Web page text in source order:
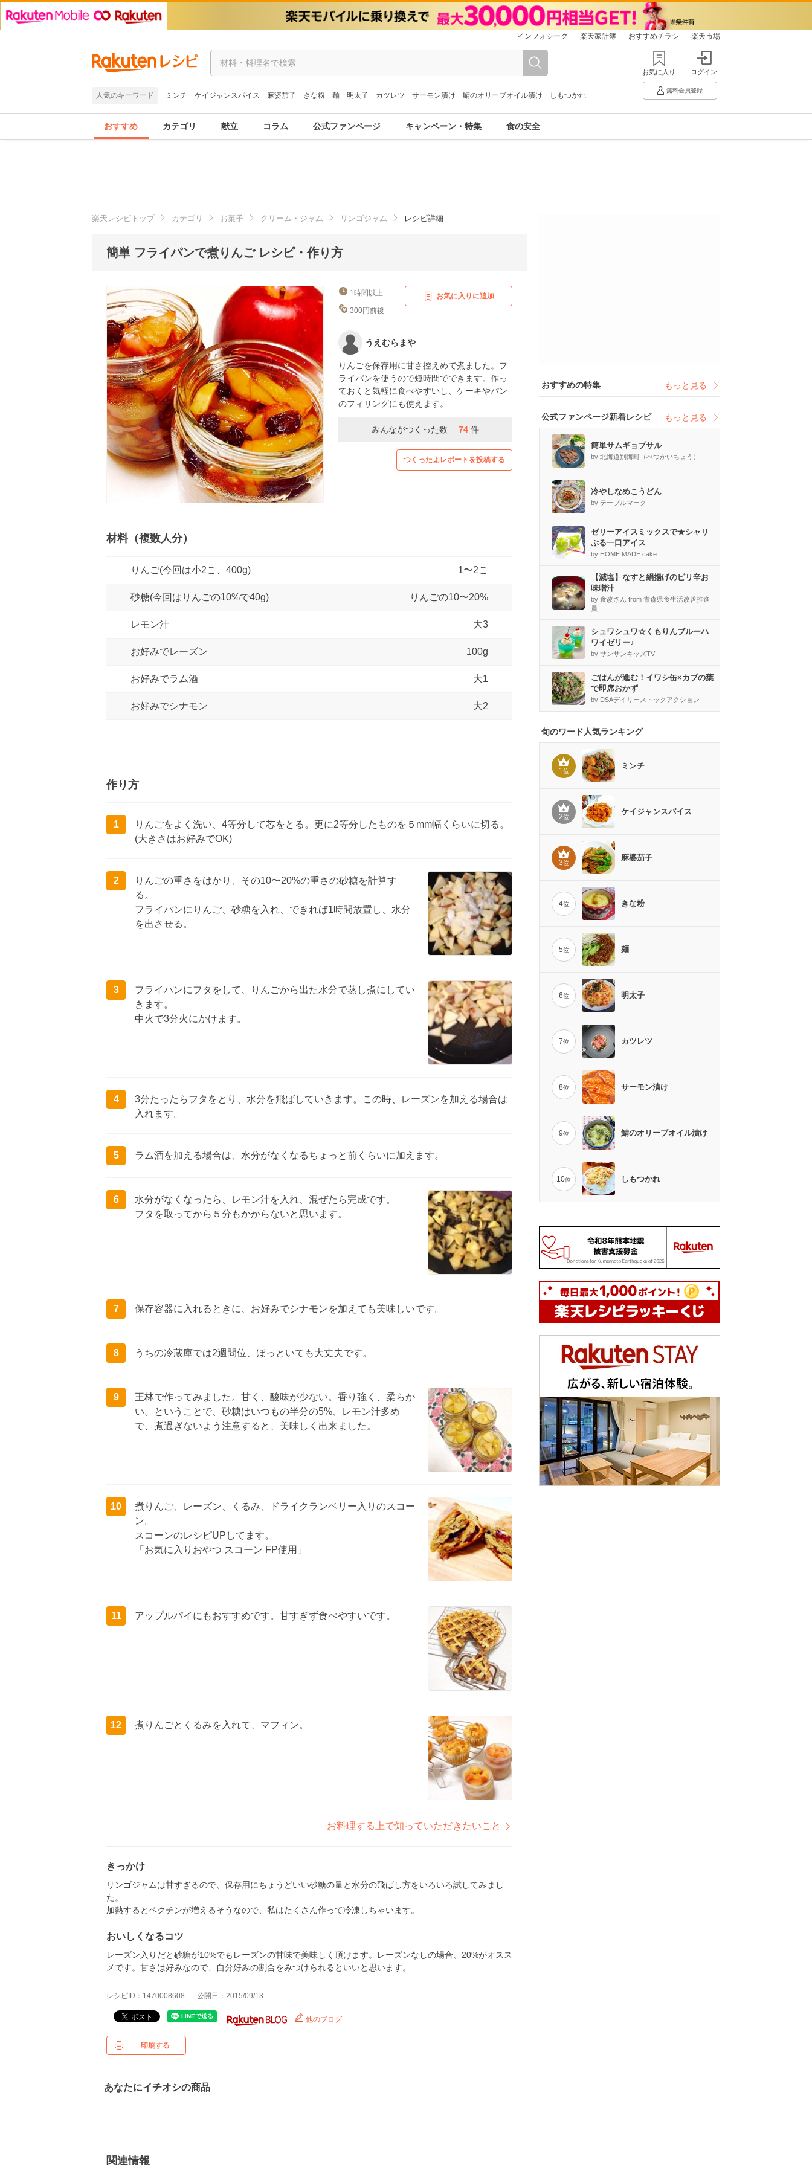
インフォシーク 楽天家計簿 おすすめチラシ 楽天市場
人気のキーワード ミンチ ケイジャンスパイス 麻婆茄子 きな粉 麺 明太子 カツレツ サーモン漬け 鯖のオリーブオイル漬け しもつかれ
お気に入り ログイン
無料会員登録
おすすめ カテゴリ 献立 コラム 公式ファンページ キャンペーン・特集 食の安全
楽天レシピトップ カテゴリ お菓子 クリーム・ジャム リンゴジャム レシピ詳細
簡単 フライパンで煮りんご レシピ・作り方
1時間以上
300円前後
お気に入りに追加
うえむらまや
りんごを保存用に甘さ控えめで煮ました。フ
ライパンを使うので短時間でできます。作っ
ておくと気軽に食べやすいし、ケーキやパン
のフィリングにも使えます。
みんながつくった数 74 件
つくったよレポートを投稿する
材料（複数人分）
りんご(今回は小2こ、400g) 1〜2こ
砂糖(今回はりんごの10%で40g) りんごの10〜20%
レモン汁 大3
お好みでレーズン 100g
お好みでラム酒 大1
お好みでシナモン 大2
作り方
1
りんごをよく洗い、4等分して芯をとる。更に2等分したものを５mm幅くらいに切る。
(大きさはお好みでOK)
2
りんごの重さをはかり、その10〜20%の重さの砂糖を計算す
る。
フライパンにりんご、砂糖を入れ、できれば1時間放置し、水分
を出させる。
3
フライパンにフタをして、りんごから出た水分で蒸し煮にしてい
きます。
中火で3分火にかけます。
4
3分たったらフタをとり、水分を飛ばしていきます。この時、レーズンを加える場合は
入れます。
5 ラム酒を加える場合は、水分がなくなるちょっと前くらいに加えます。
6
水分がなくなったら、レモン汁を入れ、混ぜたら完成です。
フタを取ってから５分もかからないと思います。
7 保存容器に入れるときに、お好みでシナモンを加えても美味しいです。
8 うちの冷蔵庫では2週間位、ほっといても大丈夫です。
9
王林で作ってみました。甘く、酸味が少ない。香り強く、柔らか
い。ということで、砂糖はいつもの半分の5%、レモン汁多め
で、煮過ぎないよう注意すると、美味しく出来ました。
10
煮りんご、レーズン、くるみ、ドライクランベリー入りのスコー
ン。
スコーンのレシピUPしてます。
「お気に入りおやつ スコーン FP使用」
11 アップルパイにもおすすめです。甘すぎず食べやすいです。
12 煮りんごとくるみを入れて、マフィン。
お料理する上で知っていただきたいこと
きっかけ
リンゴジャムは甘すぎるので、保存用にちょうどいい砂糖の量と水分の飛ばし方をいろいろ試してみまし
た。
加熱するとペクチンが増えるそうなので、私はたくさん作って冷凍しちゃいます。
おいしくなるコツ
レーズン入りだと砂糖が10%でもレーズンの甘味で美味しく頂けます。レーズンなしの場合、20%がオスス
メです。甘さは好みなので、自分好みの割合をみつけられるといいと思います。
レシピID：1470008608 公開日：2015/09/13
他のブログ
印刷する
あなたにイチオシの商品
関連情報
おすすめの特集 もっと見る
公式ファンページ新着レシピ もっと見る
簡単サムギョプサル
by 北海道別海町（べつかいちょう）
冷やしなめこうどん
by テーブルマーク
ゼリーアイスミックスで★シャリ
ぷる一口アイス
by HOME MADE cake
【減塩】なすと絹揚げのピリ辛お
味噌汁
by 食改さん from 青森県食生活改善推進
員
シュワシュワ☆くもりんブルーハ
ワイゼリー♪
by サンサンキッズTV
ごはんが進む！イワシ缶×カブの葉
で即席おかず
by DSAデイリーストックアクション
旬のワード人気ランキング
1位
ミンチ
2位
ケイジャンスパイス
3位
麻婆茄子
4位 きな粉
5位 麺
6位 明太子
7位 カツレツ
8位 サーモン漬け
9位 鯖のオリーブオイル漬け
10位 しもつかれ